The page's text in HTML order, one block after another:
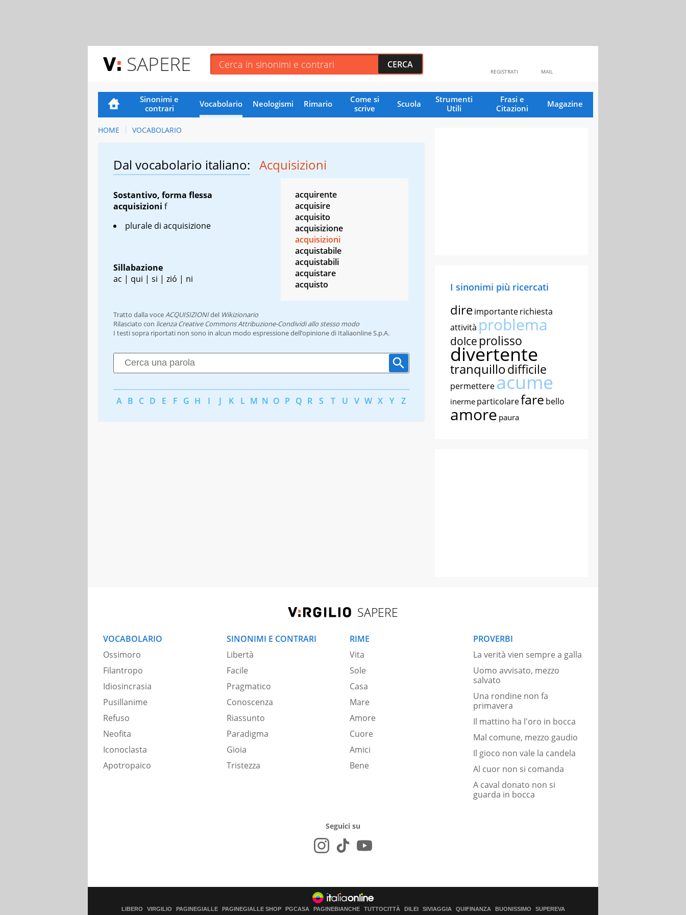
SAPERE MAIL
REGISTRATI
Sinonimi e
contrari
Vocabolario Neologismi Rimario
Come si
scrive
Scuola
Strumenti
Utili
Frasi e
Citazioni
Magazine
HOME VOCABOLARIO
Dal vocabolario italiano: Acquisizioni
Sostantivo, forma flessa
acquisizioni f
plurale di acquisizione
Sillabazione
ac | qui | si | zió | ni
acquirente
acquisire
acquisito
acquisizione
acquisizioni
acquistabile
acquistabili
acquistare
acquisto
Tratto dalla voce ACQUISIZIONIdel Wikizionario
Rilasciato con licenza Creative Commons Attribuzione-Condividi allo stesso modo
I testi sopra riportati non sono in alcun modo espressione dell’opinione di Italiaonline S.p.A.
A B C D E F G H I J K L M N O P Q R S T U V W X Y Z
I sinonimi più ricercati
direimportanterichiesta
attività problema
dolce prolisso
divertente
tranquillodifficile
permettereacume
inerme particolarefare bello
amore paura
SAPERE
VOCABOLARIO
Ossimoro
Filantropo
Idiosincrasia
Pusillanime
Refuso
Neofita
Iconoclasta
Apotropaico
SINONIMI E CONTRARI
Libertà
Facile
Pragmatico
Conoscenza
Riassunto
Paradigma
Gioia
Tristezza
RIME
Vita
Sole
Casa
Mare
Amore
Cuore
Amici
Bene
PROVERBI
La verità vien sempre a galla
Uomo avvisato, mezzo
salvato
Una rondine non fa
primavera
Il mattino ha l'oro in bocca
Mal comune, mezzo gaudio
Il gioco non vale la candela
Al cuor non si comanda
A caval donato non si
guarda in bocca
Seguici su
LIBERO VIRGILIO PAGINEGIALLE PAGINEGIALLE SHOP PGCASA PAGINEBIANCHE TUTTOCITTÀ DILEI SIVIAGGIA QUIFINANZA BUONISSIMO SUPEREVA